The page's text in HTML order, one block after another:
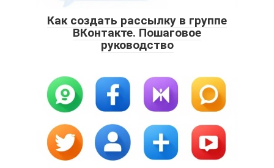
Как создать рассылку в группе
ВКонтакте. Пошаговое
руководство